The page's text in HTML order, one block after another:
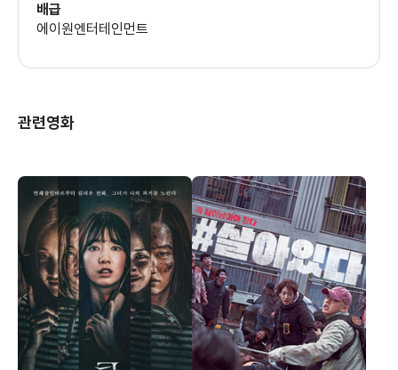
배급
에이원엔터테인먼트
관련영화